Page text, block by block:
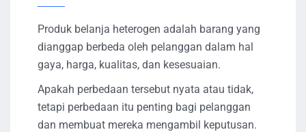
Produk belanja heterogen adalah barang yang
dianggap berbeda oleh pelanggan dalam hal
gaya, harga, kualitas, dan kesesuaian.
Apakah perbedaan tersebut nyata atau tidak,
tetapi perbedaan itu penting bagi pelanggan
dan membuat mereka mengambil keputusan.